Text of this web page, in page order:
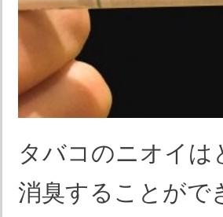
タバコのニオイは
消臭することがで